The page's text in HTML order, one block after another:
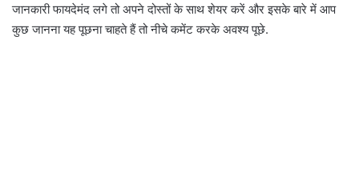
जानकारी फायदेमंद लगे तो अपने दोस्तों के साथ शेयर करें और इसके बारे में आप
कुछ जानना यह पूछना चाहते हैं तो नीचे कमेंट करके अवश्य पूछे.